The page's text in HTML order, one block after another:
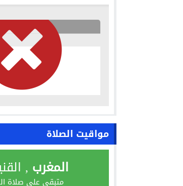
مواقيت الصلاة